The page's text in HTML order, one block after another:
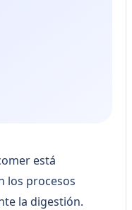
está
los procesos
la digestión.